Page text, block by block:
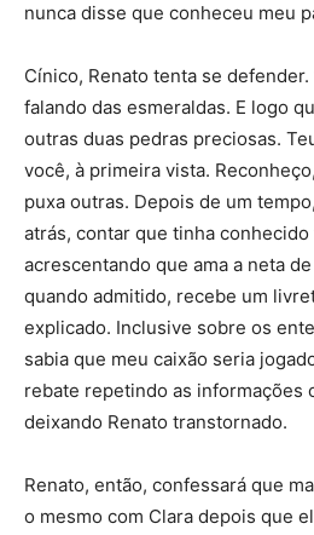
nunca disse que conheceu meu
Cínico, Renato tenta se defender.
falando das esmeraldas. E logo
outras duas pedras preciosas.
você, à primeira vista.
puxa outras. Depois de um
atrás, contar que tinha conhecido
acrescentando que ama a neta
quando admitido, recebe um
explicado. Inclusive sobre os
sabia que meu caixão seria
rebate repetindo as informações
deixando Renato transtornado.
Renato, então, confessará que
o mesmo com Clara depois que